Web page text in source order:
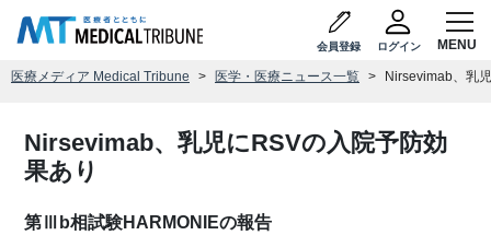
会員登録 ログイン
医療メディア Medical Tribune 医学・医療ニュース一覧 Nirsevimab、乳
Nirsevimab、乳児にRSVの入院予防効
果あり
第Ⅲb相試験HARMONIEの報告